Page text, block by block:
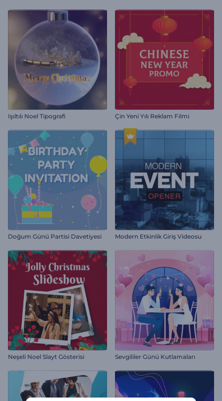
Işıltılı Noel Tipografi Çin Yeni Yılı Reklam Filmi
Doğum Günü Partisi Davetiyesi Modern Etkinlik Giriş Videosu
Neşeli Noel Slayt Gösterisi Sevgililer Günü Kutlamaları